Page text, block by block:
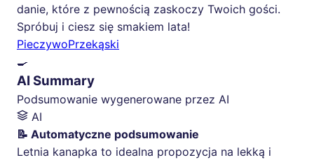
danie, które z pewnością zaskoczy Twoich gości.
Spróbuj i ciesz się smakiem lata!
PieczywoPrzekąski
🍳
AI Summary
Podsumowanie wygenerowane przez AI
AI
📝 Automatyczne podsumowanie
Letnia kanapka to idealna propozycja na lekką i